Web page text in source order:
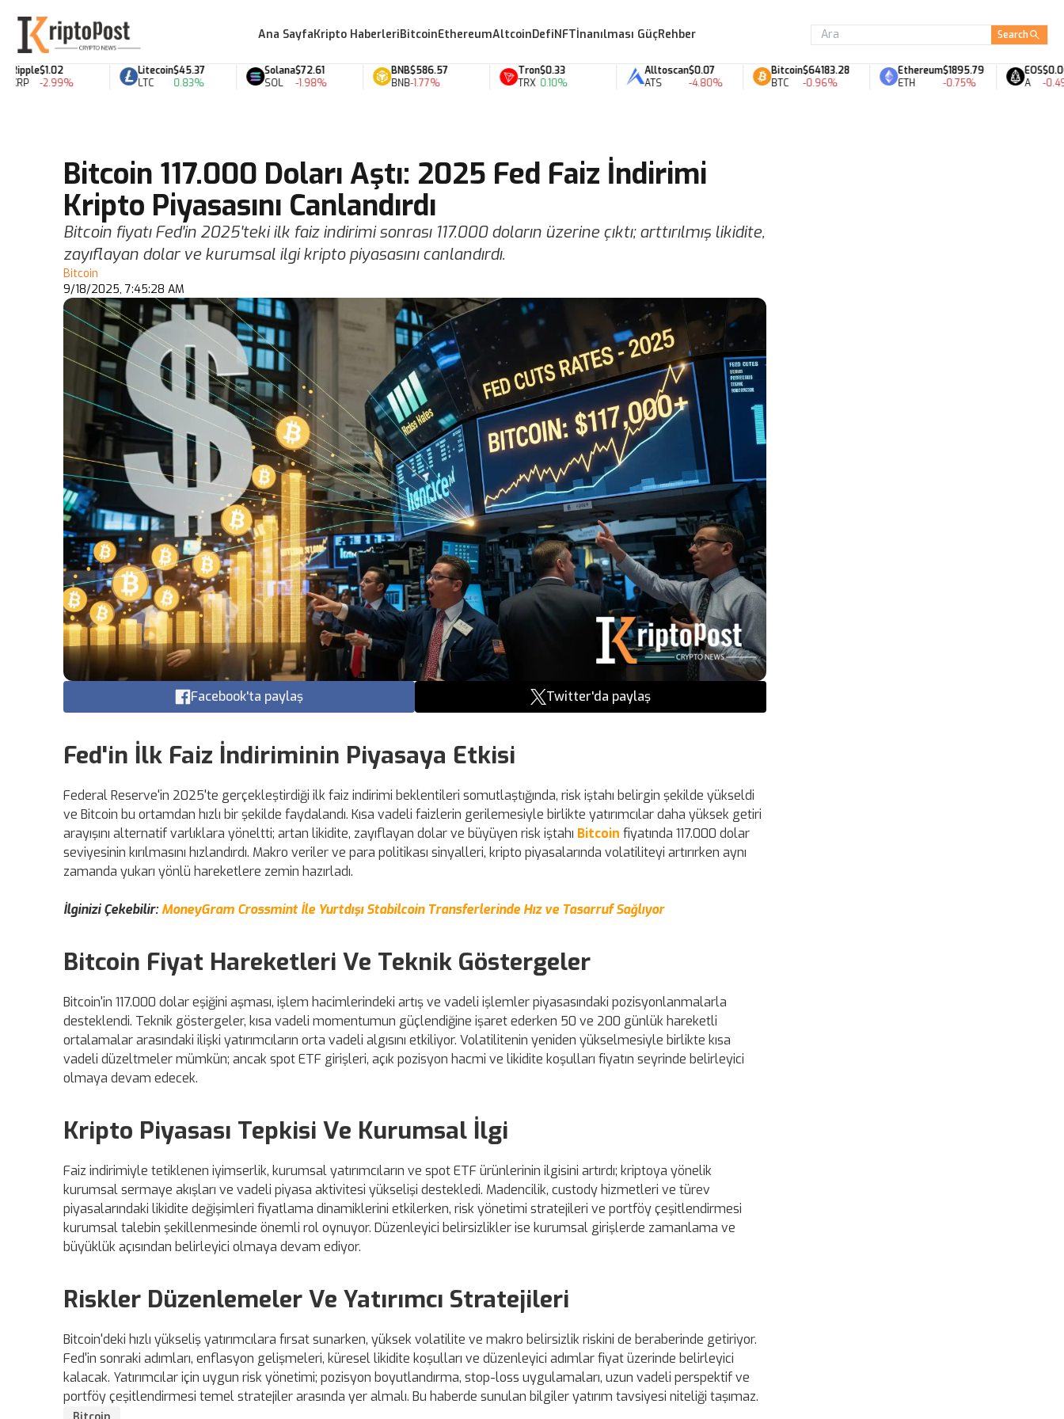
Ana SayfaKripto HaberleriBitcoinEthereumAltcoinDefiNFTİnanılması GüçRehber Search
$1.02
-2.99%
Litecoin
LTC
$45.37
0.83%
Solana
SOL
$72.61
-1.98%
BNB
BNB
$586.57
-1.77%
Tron
TRX
$0.33
0.10%
Alltoscan
ATS
$0.07
-4.80%
Bitcoin
BTC
$64183.28
-0.96%
Ethereum
ETH
$1895.79
-0.75%
EOS
A
$0.06
-0.49%
Bitcoin 117.000 Doları Aştı: 2025 Fed Faiz İndirimi
Kripto Piyasasını Canlandırdı
Bitcoin fiyatı Fed'in 2025'teki ilk faiz indirimi sonrası 117.000 doların üzerine çıktı; arttırılmış likidite,
zayıflayan dolar ve kurumsal ilgi kripto piyasasını canlandırdı.
Bitcoin
9/18/2025, 7:45:28 AM
Facebook'ta paylaş Twitter'da paylaş
Fed'in İlk Faiz İndiriminin Piyasaya Etkisi
Federal Reserve'in 2025'te gerçekleştirdiği ilk faiz indirimi beklentileri somutlaştığında, risk iştahı belirgin şekilde yükseldi
ve Bitcoin bu ortamdan hızlı bir şekilde faydalandı. Kısa vadeli faizlerin gerilemesiyle birlikte yatırımcılar daha yüksek getiri
arayışını alternatif varlıklara yöneltti; artan likidite, zayıflayan dolar ve büyüyen risk iştahı Bitcoin fiyatında 117.000 dolar
seviyesinin kırılmasını hızlandırdı. Makro veriler ve para politikası sinyalleri, kripto piyasalarında volatiliteyi artırırken aynı
zamanda yukarı yönlü hareketlere zemin hazırladı.
İlginizi Çekebilir:MoneyGram Crossmint İle Yurtdışı Stabilcoin Transferlerinde Hız ve Tasarruf Sağlıyor
Bitcoin Fiyat Hareketleri Ve Teknik Göstergeler
Bitcoin'in 117.000 dolar eşiğini aşması, işlem hacimlerindeki artış ve vadeli işlemler piyasasındaki pozisyonlanmalarla
desteklendi. Teknik göstergeler, kısa vadeli momentumun güçlendiğine işaret ederken 50 ve 200 günlük hareketli
ortalamalar arasındaki ilişki yatırımcıların orta vadeli algısını etkiliyor. Volatilitenin yeniden yükselmesiyle birlikte kısa
vadeli düzeltmeler mümkün; ancak spot ETF girişleri, açık pozisyon hacmi ve likidite koşulları fiyatın seyrinde belirleyici
olmaya devam edecek.
Kripto Piyasası Tepkisi Ve Kurumsal İlgi
Faiz indirimiyle tetiklenen iyimserlik, kurumsal yatırımcıların ve spot ETF ürünlerinin ilgisini artırdı; kriptoya yönelik
kurumsal sermaye akışları ve vadeli piyasa aktivitesi yükselişi destekledi. Madencilik, custody hizmetleri ve türev
piyasalarındaki likidite değişimleri fiyatlama dinamiklerini etkilerken, risk yönetimi stratejileri ve portföy çeşitlendirmesi
kurumsal talebin şekillenmesinde önemli rol oynuyor. Düzenleyici belirsizlikler ise kurumsal girişlerde zamanlama ve
büyüklük açısından belirleyici olmaya devam ediyor.
Riskler Düzenlemeler Ve Yatırımcı Stratejileri
Bitcoin'deki hızlı yükseliş yatırımcılara fırsat sunarken, yüksek volatilite ve makro belirsizlik riskini de beraberinde getiriyor.
Fed'in sonraki adımları, enflasyon gelişmeleri, küresel likidite koşulları ve düzenleyici adımlar fiyat üzerinde belirleyici
kalacak. Yatırımcılar için uygun risk yönetimi; pozisyon boyutlandırma, stop-loss uygulamaları, uzun vadeli perspektif ve
portföy çeşitlendirmesi temel stratejiler arasında yer almalı. Bu haberde sunulan bilgiler yatırım tavsiyesi niteliği taşımaz.